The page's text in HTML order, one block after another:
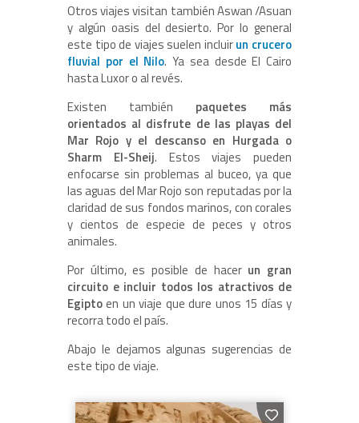
Otros viajes visitan también Aswan /Asuan
y algún oasis del desierto. Por lo general
este tipo de viajes suelen incluirun crucero
fluvial por el Nilo. Ya sea desde El Cairo
hasta Luxor o al revés.
Existen también paquetes más
orientados al disfrute de las playas del
Mar Rojo y el descanso en Hurgada o
Sharm El-Sheij. Estos viajes pueden
enfocarse sin problemas al buceo, ya que
las aguas del Mar Rojo son reputadas por la
claridad de sus fondos marinos, con corales
y cientos de especie de peces y otros
animales.
Por último, es posible de hacer un gran
circuito e incluir todos los atractivos de
Egiptoen un viaje que dure unos 15 días y
recorra todo el país.
Abajo le dejamos algunas sugerencias de
este tipo de viaje.